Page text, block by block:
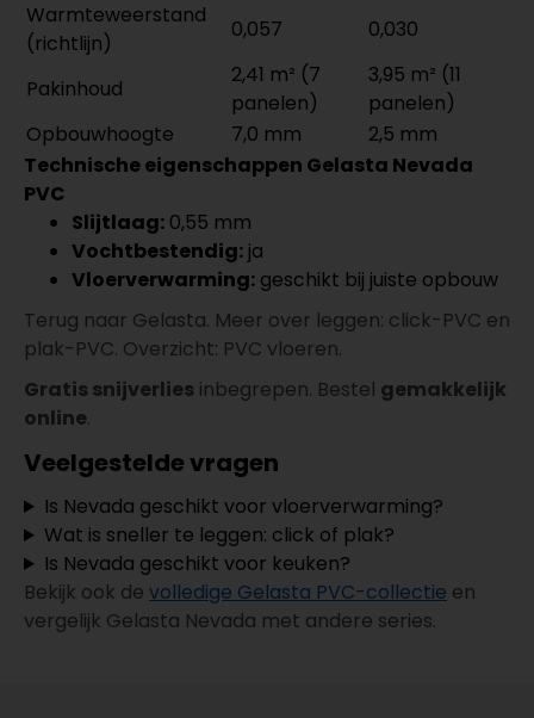
Warmteweerstand
(richtlijn)
0,057 0,030
Pakinhoud
2,41 m² (7
panelen)
3,95 m² (11
panelen)
Opbouwhoogte
7,0 mm
2,5 mm
Technische eigenschappen Gelasta Nevada
PVC
Slijtlaag: 0,55 mm
Vochtbestendig: ja
Vloerverwarming: geschikt bij juiste opbouw
Terug naar Gelasta. Meer over leggen: click-PVC en
plak-PVC. Overzicht: PVC vloeren.
Gratis snijverlies inbegrepen. Bestel gemakkelijk
online.
Veelgestelde vragen
Is Nevada geschikt voor vloerverwarming?
Wat is sneller te leggen: click of plak?
Is Nevada geschikt voor keuken?
Bekijk ook de volledige Gelasta PVC-collectie en
vergelijk Gelasta Nevada met andere series.